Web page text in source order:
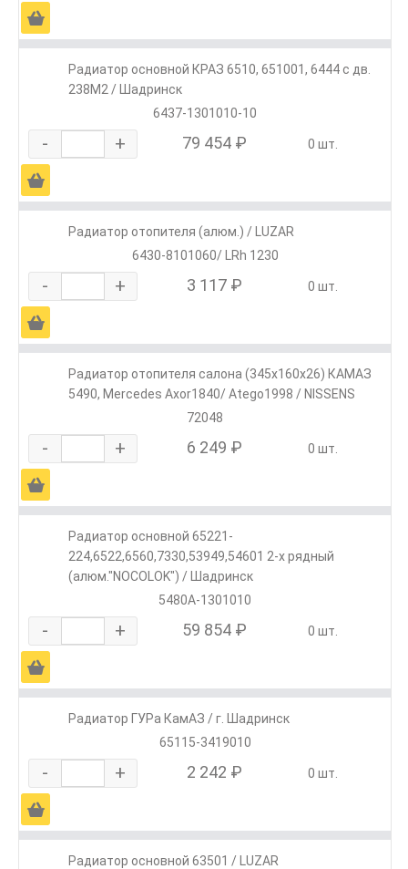
Ä
Радиатор основной КРАЗ 6510, 651001, 6444 с дв.
238М2 / Шадринск
6437-1301010-10
- + 79 454 ₽ 0 шт.
Ä
Радиатор отопителя (алюм.) / LUZAR
6430-8101060/ LRh 1230
- + 3 117 ₽ 0 шт.
Ä
Радиатор отопителя салона (345x160x26) КАМАЗ
5490, Mercedes Axor1840/ Atego1998 / NISSENS
72048
- + 6 249 ₽ 0 шт.
Ä
Радиатор основной 65221-
224,6522,6560,7330,53949,54601 2-х рядный
(алюм."NOCOLOK") / Шадринск
5480А-1301010
- + 59 854 ₽ 0 шт.
Ä
Радиатор ГУРа КамАЗ / г. Шадринск
65115-3419010
- + 2 242 ₽ 0 шт.
Ä
Радиатор основной 63501 / LUZAR